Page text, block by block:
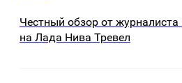
Честный обзор от
на Лада Нива Тревел